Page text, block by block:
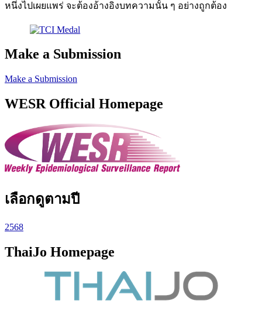
หนึ่งไปเผยแพร่ จะต้องอ้างอิงบทความนั้น ๆ อย่างถูกต้อง
Make a Submission
Make a Submission
WESR Official Homepage
เลือกดูตามปี
2568
ThaiJo Homepage